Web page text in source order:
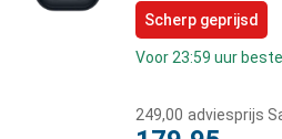
Scherp geprijsd
Voor 23:59 uur
249,00 adviesprijs